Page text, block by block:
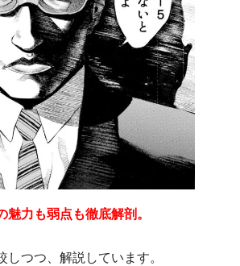
魅力も弱点も徹底解剖。
しつつ、解説しています。